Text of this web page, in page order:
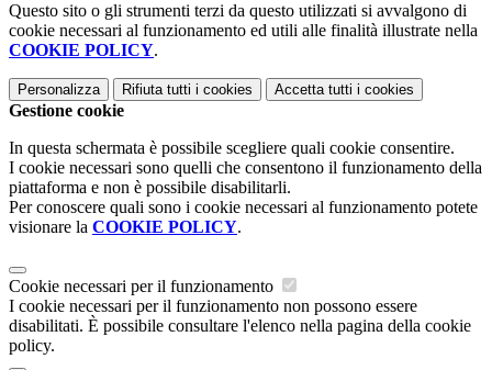
Questo sito o gli strumenti terzi da questo utilizzati si avvalgono di
cookie necessari al funzionamento ed utili alle finalità illustrate nella
COOKIE POLICY.
Personalizza Rifiuta tutti i cookies Accetta tutti i cookies
Gestione cookie
In questa schermata è possibile scegliere quali cookie consentire.
I cookie necessari sono quelli che consentono il funzionamento della
piattaforma e non è possibile disabilitarli.
Per conoscere quali sono i cookie necessari al funzionamento potete
visionare la COOKIE POLICY.
Cookie necessari per il funzionamento
I cookie necessari per il funzionamento non possono essere
disabilitati. È possibile consultare l'elenco nella pagina della cookie
policy.